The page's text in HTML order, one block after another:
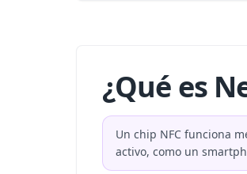
¿Qué es
Un chip NFC funciona
activo, como un